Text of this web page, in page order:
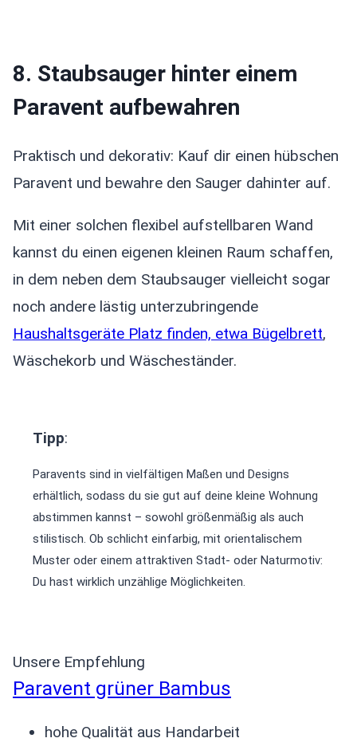
8. Staubsauger hinter einem
Paravent aufbewahren
Praktisch und dekorativ: Kauf dir einen hübschen
Paravent und bewahre den Sauger dahinter auf.
Mit einer solchen flexibel aufstellbaren Wand
kannst du einen eigenen kleinen Raum schaffen,
in dem neben dem Staubsauger vielleicht sogar
noch andere lästig unterzubringende
Haushaltsgeräte Platz finden, etwa Bügelbrett,
Wäschekorb und Wäscheständer.
Tipp:
Paravents sind in vielfältigen Maßen und Designs
erhältlich, sodass du sie gut auf deine kleine Wohnung
abstimmen kannst – sowohl größenmäßig als auch
stilistisch. Ob schlicht einfarbig, mit orientalischem
Muster oder einem attraktiven Stadt- oder Naturmotiv:
Du hast wirklich unzählige Möglichkeiten.
Unsere Empfehlung
Paravent grüner Bambus
hohe Qualität aus Handarbeit